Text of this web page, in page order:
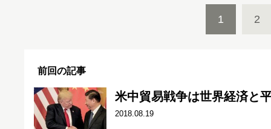
1 2
前回の記事
米中貿易戦争は世界経済と
2018.08.19